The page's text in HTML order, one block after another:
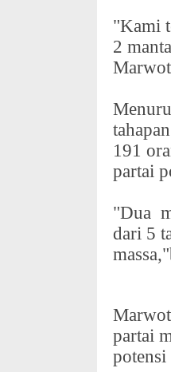
"Kami
2
191
partai
"Dua
dari 5
partai
potensi